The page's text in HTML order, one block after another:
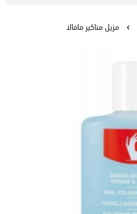
مزيل مناكير مافالا